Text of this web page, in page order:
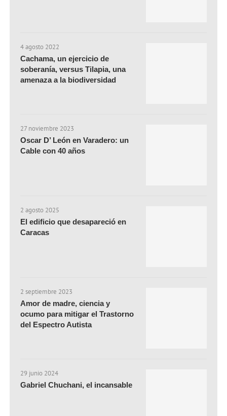
4 agosto 2022
Cachama, un ejercicio de
soberanía, versus Tilapia, una
amenaza a la biodiversidad
27 noviembre 2023
Oscar D’ León en Varadero: un
Cable con 40 años
2 agosto 2025
El edificio que desapareció en
Caracas
2 septiembre 2023
Amor de madre, ciencia y
ocumo para mitigar el Trastorno
del Espectro Autista
29 junio 2024
Gabriel Chuchani, el incansable